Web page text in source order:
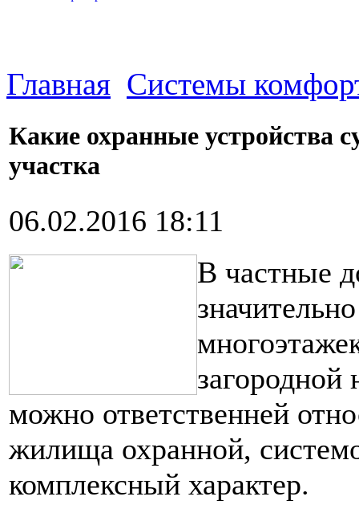
Главная Системы
Какие охранные устройства
участка
06.02.2016 18:11
В частные
можно ответственней
жилища охранной,
комплексный характер.